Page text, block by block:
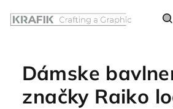
Dámske
značky Raiko